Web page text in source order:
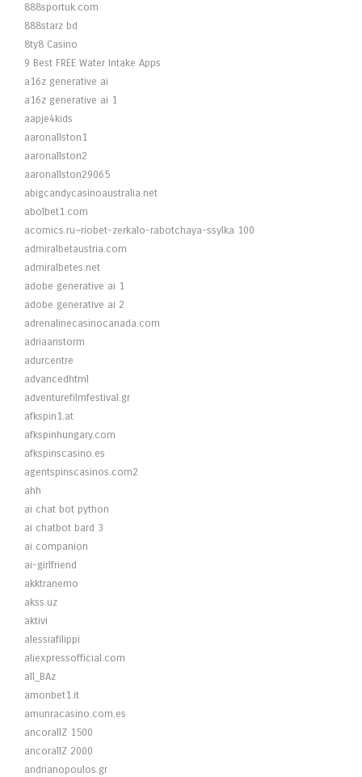
888sportuk.com
888starz bd
8ty8 Casino
9 Best FREE Water Intake Apps
a16z generative ai
a16z generative ai 1
aapje4kids
aaronallston1
aaronallston2
aaronallston29065
abigcandycasinoaustralia.net
abolbet1.com
acomics.ru~riobet-zerkalo-rabotchaya-ssylka 100
admiralbetaustria.com
admiralbetes.net
adobe generative ai 1
adobe generative ai 2
adrenalinecasinocanada.com
adriaanstorm
adurcentre
advancedhtml
adventurefilmfestival.gr
afkspin1.at
afkspinhungary.com
afkspinscasino.es
agentspinscasinos.com2
ahh
ai chat bot python
ai chatbot bard 3
ai companion
ai-girlfriend
akktranemo
akss.uz
aktivi
alessiafilippi
aliexpressofficial.com
all_BAz
amonbet1.it
amunracasino.com.es
ancorallZ 1500
ancorallZ 2000
andrianopoulos.gr